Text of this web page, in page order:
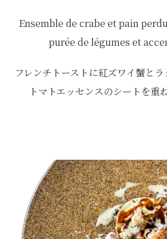
Ensemble de crabe et pain
purée de légumes et
フレンチトーストに紅ズワイ蟹と
トマトエッセンスのシートを重